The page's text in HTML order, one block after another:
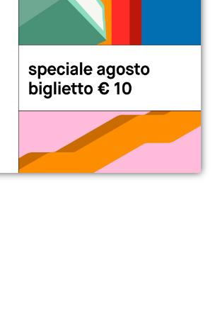
card
è curioso di esplorare il presente.
la creatività contemporanea
un intero anno di vantaggi.